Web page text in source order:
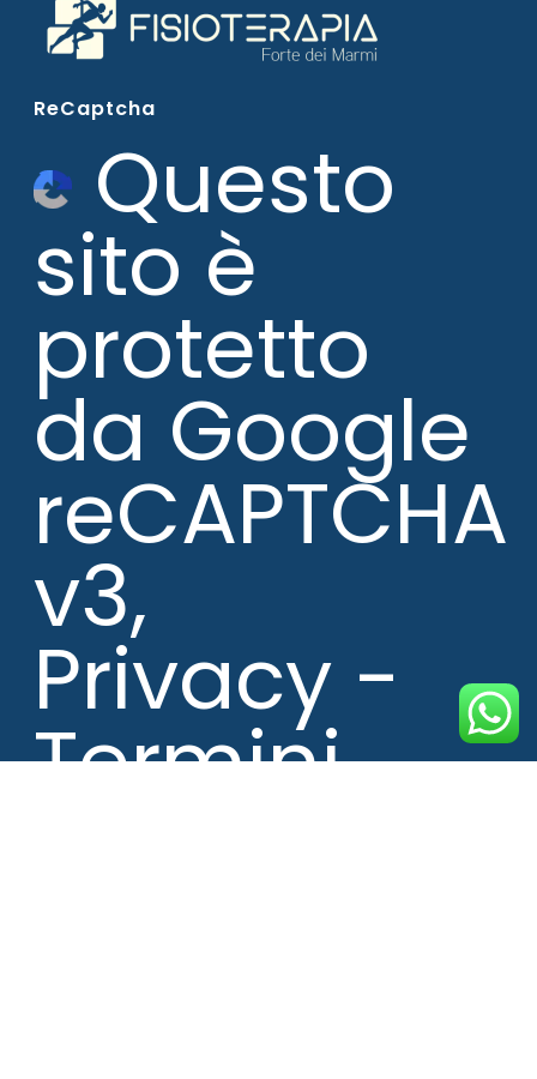
ReCaptcha
Questo
sito è
protetto
da Google
reCAPTCHA
v3,
Privacy -
Termini